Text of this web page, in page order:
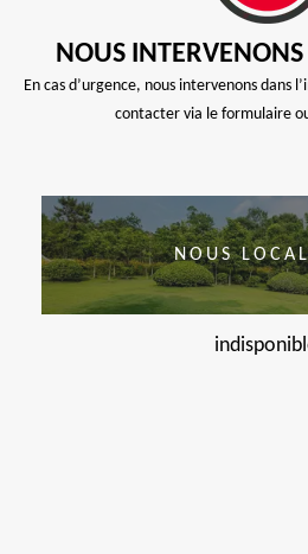
NOUS
En cas d’urgence, nous intervenons dans
contacter via le formulaire
NOUS